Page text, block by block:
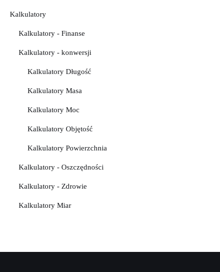
Kalkulatory
Kalkulatory - Finanse
Kalkulatory - konwersji
Kalkulatory Długość
Kalkulatory Masa
Kalkulatory Moc
Kalkulatory Objętość
Kalkulatory Powierzchnia
Kalkulatory - Oszczędności
Kalkulatory - Zdrowie
Kalkulatory Miar